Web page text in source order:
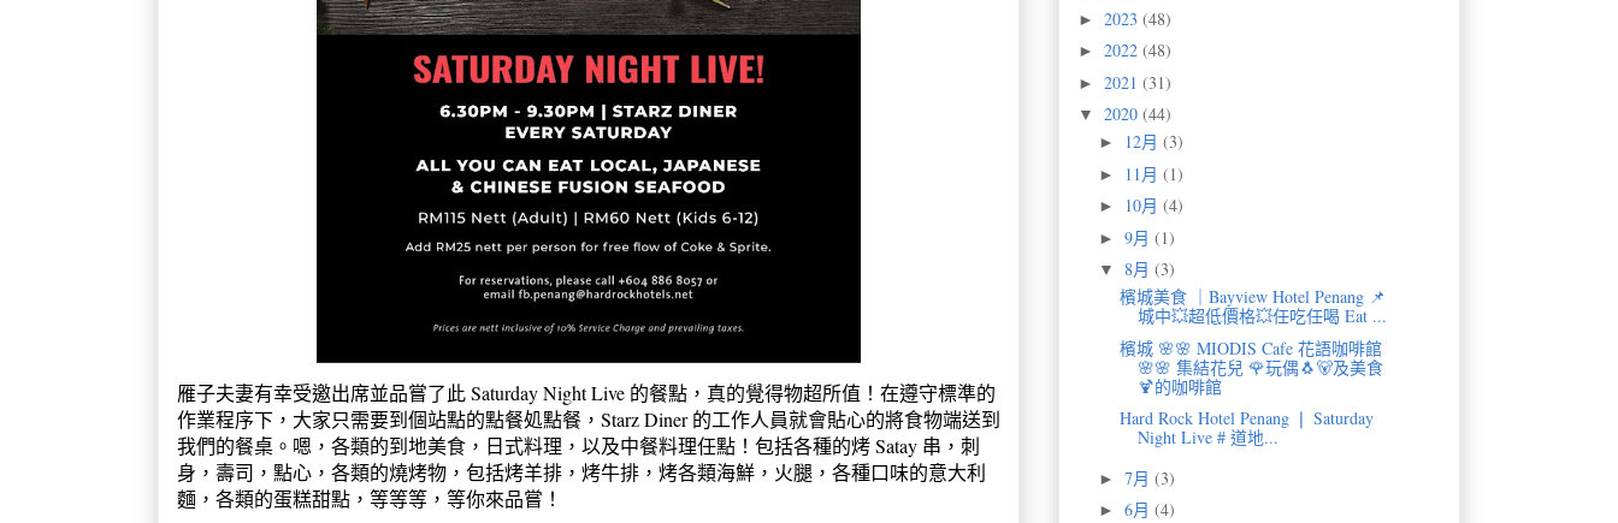
雁子夫妻有幸受邀出席並品嘗了此 Saturday Night Live 的餐點，真的覺得物超所值！在遵守標準的
作業程序下，大家只需要到個站點的點餐処點餐，Starz Diner 的工作人員就會貼心的將食物端送到
我們的餐桌。嗯，各類的到地美食，日式料理，以及中餐料理任點！包括各種的烤 Satay 串，刺
身，壽司，點心，各類的燒烤物，包括烤羊排，烤牛排，烤各類海鮮，火腿，各種口味的意大利
麵，各類的蛋糕甜點，等等等，等你來品嘗！
► 2023 (48)
► 2022 (48)
► 2021 (31)
▼ 2020 (44)
► 12月 (3)
► 11月 (1)
► 10月 (4)
► 9月 (1)
▼ 8月 (3)
檳城美食 ｜Bayview Hotel Penang 📌
城中💥超低價格💥任吃任喝 Eat ...
檳城 🌸🌸 MIODIS Cafe 花語咖啡館
🌸🌸 集結花兒 🌹玩偶🐧🐻及美食
🍹的咖啡館
Hard Rock Hotel Penang ❘ Saturday
Night Live # 道地...
► 7月 (3)
► 6月 (4)